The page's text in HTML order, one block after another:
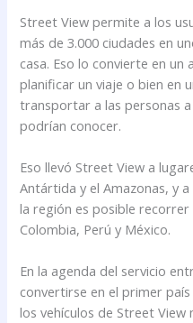
Street View permite a los
más de 3.000 ciudades en
casa. Eso lo convierte en
planificar un viaje o bien en
transportar a las personas
podrían conocer.
Eso llevó Street View a
Antártida y el Amazonas, y
la región es posible recorrer
Colombia, Perú y México.
En la agenda del servicio
convertirse en el primer
los vehículos de Street